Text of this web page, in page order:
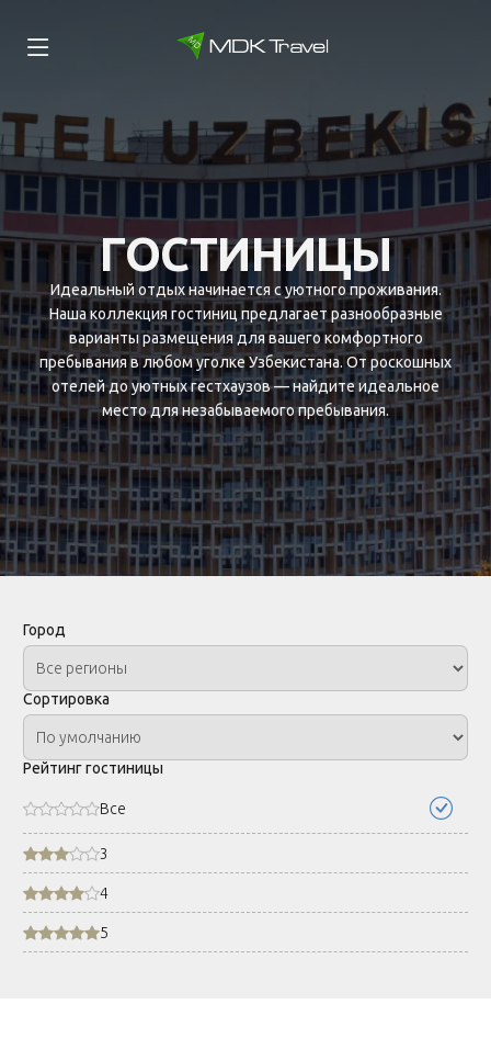
ГОСТИНИЦЫ
Идеальный отдых начинается с уютного проживания.
Наша коллекция гостиниц предлагает разнообразные
варианты размещения для вашего комфортного
пребывания в любом уголке Узбекистана. От роскошных
отелей до уютных гестхаузов — найдите идеальное
место для незабываемого пребывания.
Город
Сортировка
Рейтинг гостиницы
Все
3
4
5